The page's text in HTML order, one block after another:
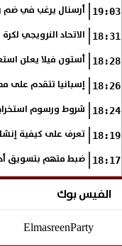
19:03 أرسنال يرغب في ضم
18:31 الاتحاد النرويجي
18:28 أستون فيلا يعلن
18:26 إسبانيا تتقدم على مصر 13-12 في الشوط الأول.. وناشئات الفراعنة يواصلن حلم بلوغ نهائي
18:24 شروط ورسوم استخراج
18:19 تعرف على كيفية
18:17 ضبط متهم بتسويق
الفيس بوك
ElmasreenParty